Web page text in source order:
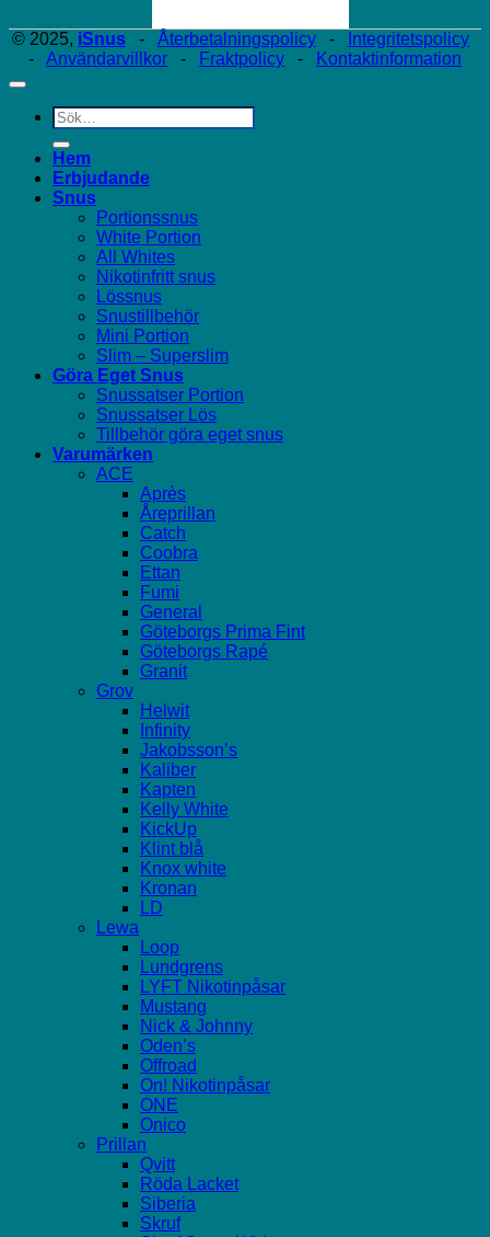
© 2025, iSnus - Återbetalningspolicy -
Integritetspolicy
- Användarvillkor - Fraktpolicy - Kontaktinformation
Sök
efter:
Hem
Erbjudande
Snus
Portionssnus
White Portion
All Whites
Nikotinfritt snus
Lössnus
Snustillbehör
Mini Portion
Slim – Superslim
Göra Eget Snus
Snussatser Portion
Snussatser Lös
Tillbehör göra eget snus
Varumärken
ACE
Après
Åreprillan
Catch
Coobra
Ettan
Fumi
General
Göteborgs Prima Fint
Göteborgs Rapé
Granit
Grov
Helwit
Infinity
Jakobsson’s
Kaliber
Kapten
Kelly White
KickUp
Klint blå
Knox white
Kronan
LD
Lewa
Loop
Lundgrens
LYFT Nikotinpåsar
Mustang
Nick & Johnny
Oden’s
Offroad
On! Nikotinpåsar
ONE
Onico
Prillan
Qvitt
Röda Lacket
Siberia
Skruf